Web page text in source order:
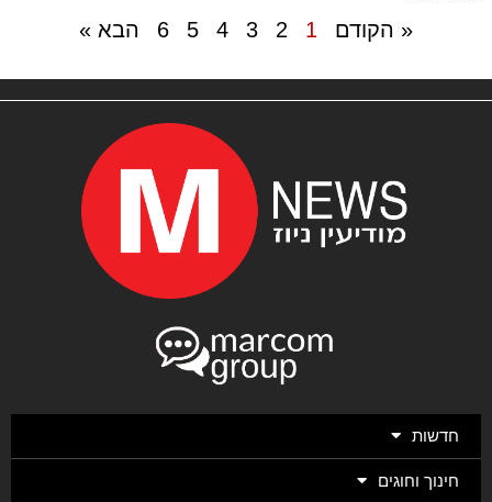
« הקודם 1
2
3
4
5
6 הבא »
חדשות
חינוך וחוגים